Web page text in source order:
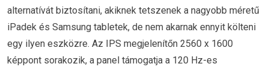
alternatívát biztosítani, akiknek tetszenek a nagyobb méretű
iPadek és Samsung tabletek, de nem akarnak ennyit költeni
egy ilyen eszközre. Az IPS megjelenítőn 2560 x 1600
képpont sorakozik, a panel támogatja a 120 Hz-es